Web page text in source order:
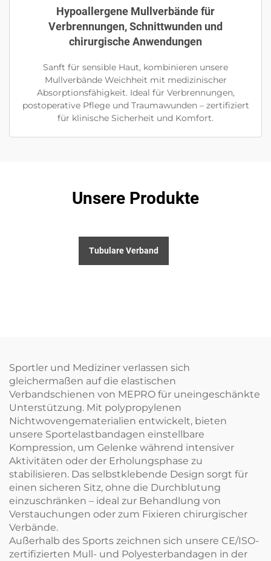
Hypoallergene Mullverbände für
Verbrennungen, Schnittwunden und
chirurgische Anwendungen
Sanft für sensible Haut, kombinieren unsere
Mullverbände Weichheit mit medizinischer
Absorptionsfähigkeit. Ideal für Verbrennungen,
postoperative Pflege und Traumawunden – zertifiziert
für klinische Sicherheit und Komfort.
Unsere Produkte
Tubulare Verband
Sportler und Mediziner verlassen sich
gleichermaßen auf die elastischen
Verbandschienen von MEPRO für uneingeschänkte
Unterstützung. Mit polypropylenen
Nichtwovengematerialien entwickelt, bieten
unsere Sportelastbandagen einstellbare
Kompression, um Gelenke während intensiver
Aktivitäten oder der Erholungsphase zu
stabilisieren. Das selbstklebende Design sorgt für
einen sicheren Sitz, ohne die Durchblutung
einzuschränken – ideal zur Behandlung von
Verstauchungen oder zum Fixieren chirurgischer
Verbände.
Außerhalb des Sports zeichnen sich unsere CE/ISO-
zertifizierten Mull- und Polyesterbandagen in der